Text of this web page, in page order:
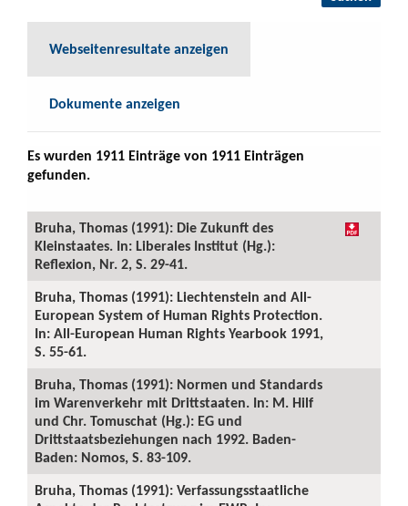
Webseitenresultate anzeigen
Dokumente anzeigen
Es wurden 1911 Einträge von 1911 Einträgen
gefunden.
Bruha, Thomas (1991): Die Zukunft des
Kleinstaates. In: Liberales Institut (Hg.):
Reflexion, Nr. 2, S. 29-41.
Bruha, Thomas (1991): Liechtenstein and All-
European System of Human Rights Protection.
In: All-European Human Rights Yearbook 1991,
S. 55-61.
Bruha, Thomas (1991): Normen und Standards
im Warenverkehr mit Drittstaaten. In: M. Hilf
und Chr. Tomuschat (Hg.): EG und
Drittstaatsbeziehungen nach 1992. Baden-
Baden: Nomos, S. 83-109.
Bruha, Thomas (1991): Verfassungsstaatliche